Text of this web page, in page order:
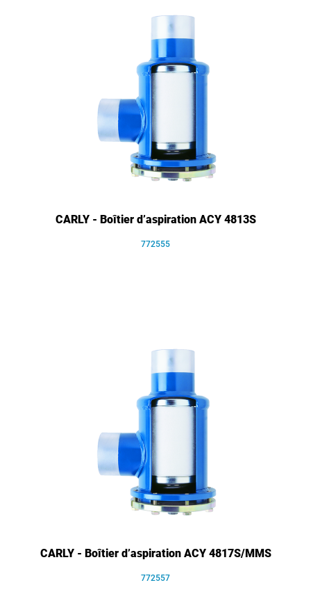
CARLY - Boîtier d’aspiration ACY 4813S
772555
CARLY - Boîtier d’aspiration ACY 4817S/MMS
772557